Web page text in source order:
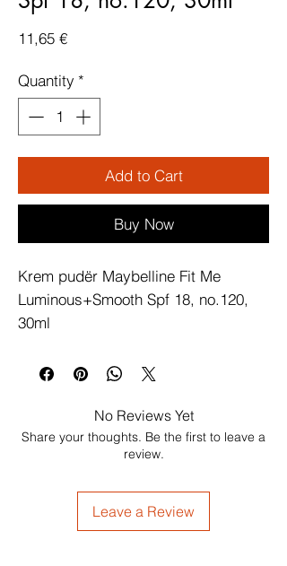
11,65 €Price
Quantity *
Add to Cart
Buy Now
Krem pudër Maybelline Fit Me
Luminous+Smooth Spf 18, no.120,
30ml
No Reviews Yet
Share your thoughts. Be the first to leave a
review.
Leave a Review